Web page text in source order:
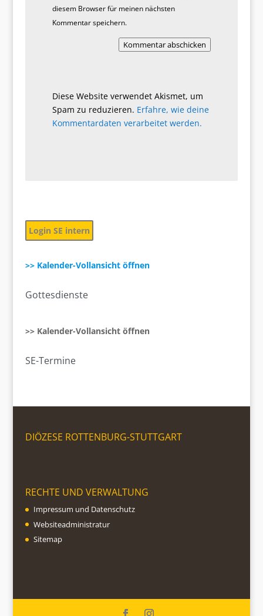
diesem Browser für meinen nächsten
Kommentar speichern.
Kommentar abschicken
Diese Website verwendet Akismet, um
Spam zu reduzieren. Erfahre, wie deine
Kommentardaten verarbeitet werden.
Login SE intern
>> Kalender-Vollansicht öffnen
Gottesdienste
>> Kalender-Vollansicht öffnen
SE-Termine
DIÖZESE ROTTENBURG-STUTTGART
RECHTE UND VERWALTUNG
Impressum und Datenschutz
Websiteadministratur
Sitemap